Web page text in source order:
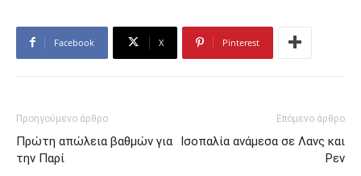
Facebook X Pinterest
Προηγούμενο άρθρο
Πρώτη απώλεια βαθμών για
την Παρί
Επόμενο άρθρο
Ισοπαλία ανάμεσα σε Λανς και
Ρεν